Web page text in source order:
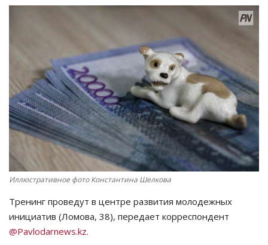
СПЕЦПРОЕКТЫ
СПОРТ
Чек-лист
РАЗВЛЕЧЕНИЯ
OFFICIAL
Курултай
Язык
Иллюстративное фото Константина Шелкова
Тренинг проведут в центре развития молодежных
инициатив (Ломова, 38), передает корреспондент
@Pavlodarnews.kz.